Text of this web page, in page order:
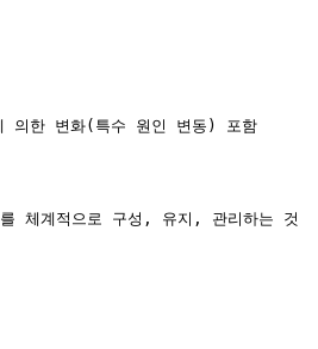
의한 변화(특수 원인 변동) 포함
계적으로 구성, 유지, 관리하는 것